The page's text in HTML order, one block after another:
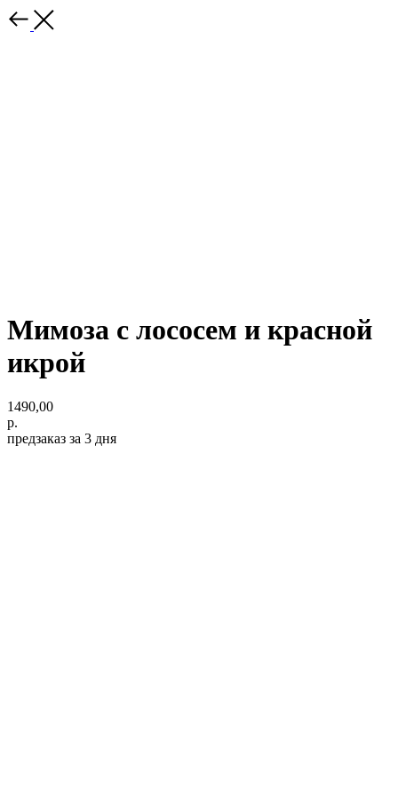
Мимоза с лососем и красной
икрой
1490,00
р.
предзаказ за 3 дня